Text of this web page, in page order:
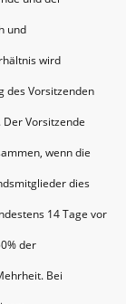
und
wird
des Vorsitzenden
Vorsitzende
wenn die
dies
14 Tage vor
der
Bei